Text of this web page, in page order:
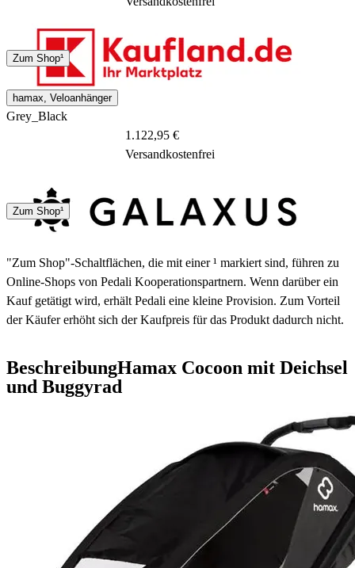
DHL
1 - 3 Tage
Zum Shop¹
hamax, Veloanhänger
Grey_Black
DHL
Sonstige
2 - 5 Tage
1.122,95 €
Versandkostenfrei
Zum Shop¹
"Zum Shop"-Schaltflächen, die mit einer ¹ markiert sind, führen zu
Online-Shops von Pedali Kooperationspartnern. Wenn darüber ein
Kauf getätigt wird, erhält Pedali eine kleine Provision. Zum Vorteil
der Käufer erhöht sich der Kaufpreis für das Produkt dadurch nicht.
BeschreibungHamax Cocoon mit Deichsel
und Buggyrad